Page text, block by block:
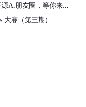
朋友圈，等你来加入
大赛（第三期）